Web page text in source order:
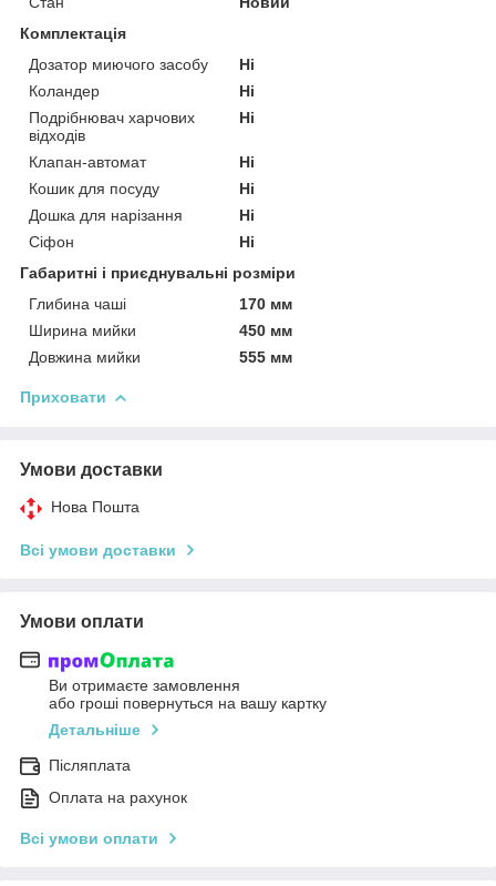
Комплектація
Дозатор миючого засобу
Ні
Коландер
Ні
Подрібнювач харчових
відходів
Ні
Клапан-автомат
Ні
Кошик для посуду
Ні
Дошка для нарізання
Ні
Сіфон
Ні
Габаритні і приєднувальні розміри
Глибина чаші
170 мм
Ширина мийки
450 мм
Довжина мийки
555 мм
Приховати
Умови доставки
Нова Пошта
Всі умови доставки
Умови оплати
Ви отримаєте замовлення
або гроші повернуться на вашу картку
Детальніше
Післяплата
Оплата на рахунок
Всі умови оплати